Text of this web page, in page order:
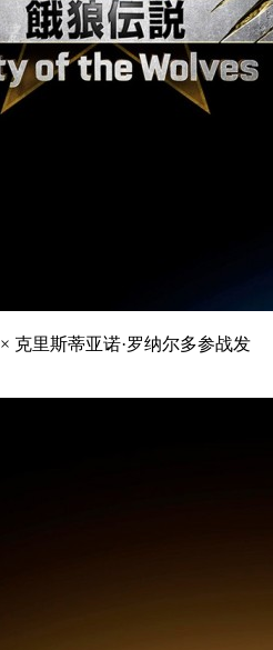
克里斯蒂亚诺·罗纳尔多参战发